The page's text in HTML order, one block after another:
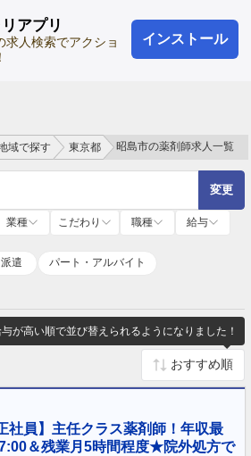
アプリ
求人検索でアクショ
インストール
ログイン 会員登録
域で探す 東京都 昭島市の薬剤師求人一覧
変更
業種 こだわり 職種
給与
派遣 パート・アルバイト
が高い順で並び替えられるようになりました！
社員】主任クラス薬剤師！年収最
＆残業月5時間程度★院外処方で